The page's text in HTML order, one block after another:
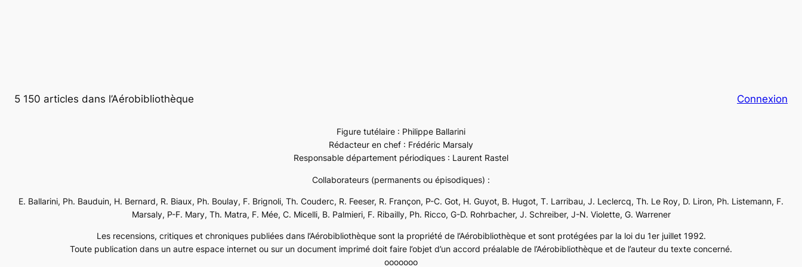
5 150 articles dans l’Aérobibliothèque Connexion
Figure tutélaire : Philippe Ballarini
Rédacteur en chef : Frédéric Marsaly
Responsable département périodiques : Laurent Rastel
Collaborateurs (permanents ou épisodiques) :
E. Ballarini, Ph. Bauduin, H. Bernard, R. Biaux, Ph. Boulay, F. Brignoli, Th. Couderc, R. Feeser, R. Françon, P-C. Got, H. Guyot, B. Hugot, T. Larribau, J. Leclercq, Th. Le Roy, D. Liron, Ph. Listemann, F.
Marsaly, P-F. Mary, Th. Matra, F. Mée, C. Micelli, B. Palmieri, F. Ribailly, Ph. Ricco, G-D. Rohrbacher, J. Schreiber, J-N. Violette, G. Warrener
Les recensions, critiques et chroniques publiées dans l’Aérobibliothèque sont la propriété de l’Aérobibliothèque et sont protégées par la loi du 1er juillet 1992.
Toute publication dans un autre espace internet ou sur un document imprimé doit faire l’objet d’un accord préalable de l’Aérobibliothèque et de l’auteur du texte concerné.
ooooooo